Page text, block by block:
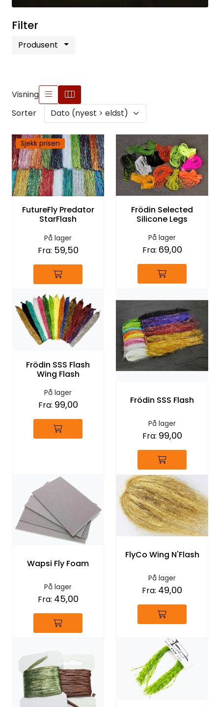
Filter
Produsent
Visning
Sorter
Sjekk prisen
FutureFly Predator
StarFlash
På lager
Fra: 59,50
Frödin Selected
Silicone Legs
På lager
Fra: 69,00
Frödin SSS Flash
Wing Flash
På lager
Fra: 99,00 Frödin SSS Flash
På lager
Fra: 99,00
Wapsi Fly Foam
På lager
Fra: 45,00
FlyCo Wing N'Flash
På lager
Fra: 49,00